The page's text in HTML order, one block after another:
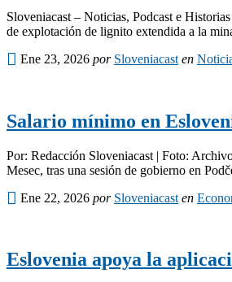
Sloveniacast – Noticias, Podcast e
de explotación de lignito extendida a la
Ene 23, 2026 por Sloveniacast en
Salario mínimo en
Por: Redacción Sloveniacast | Foto:
Mesec, tras una sesión de gobierno en
Ene 22, 2026 por Sloveniacast en
Eslovenia apoya la